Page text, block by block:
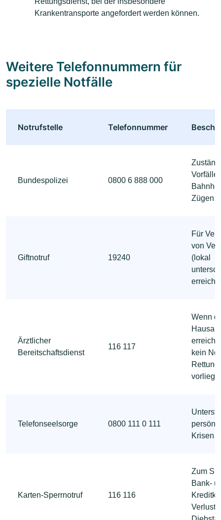
Krankentransporte angefordert werden können.
Weitere Telefonnummern für
spezielle Notfälle
Notrufstelle Telefonnummer
Bundespolizei 0800 6 888 000
Zügen
Giftnotruf 19240
Für
von
(lokal
Ärztlicher
Bereitschaftsdienst
116 117
Wenn
kein
vorliegt
Telefonseelsorge 0800 111 0 111
Krisen
Karten-Sperrnotruf 116 116
Zum
Bank-
Verlust